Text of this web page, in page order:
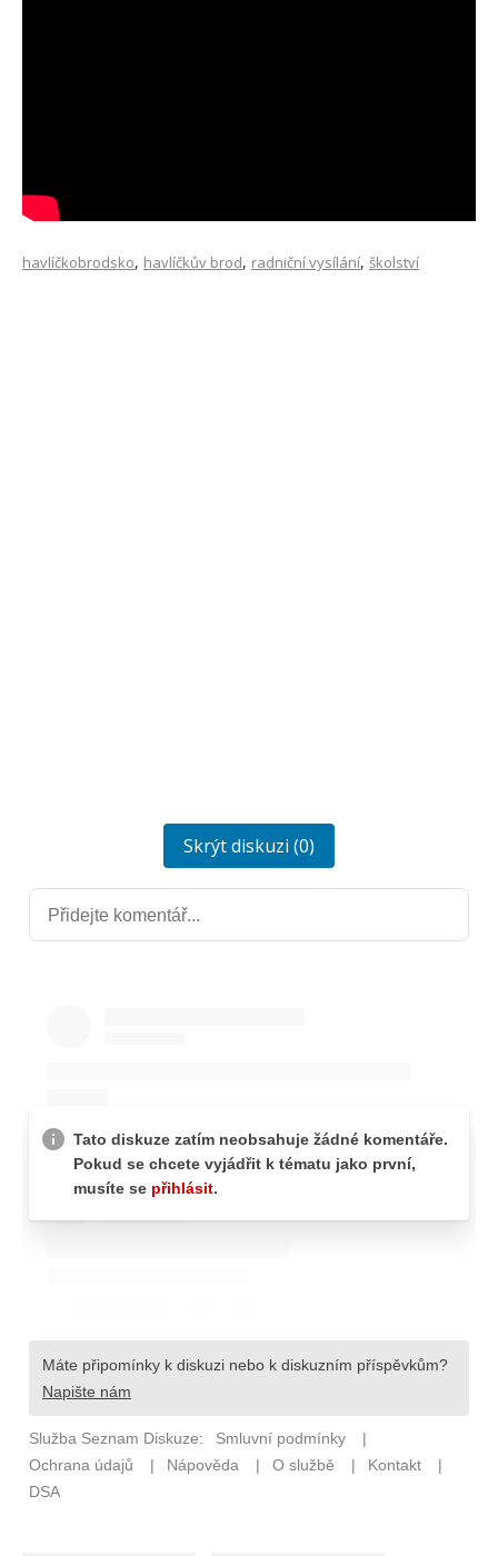
havlíčkobrodsko, havlíčkův brod, radniční vysílání, školství
Skrýt diskuzi (0)